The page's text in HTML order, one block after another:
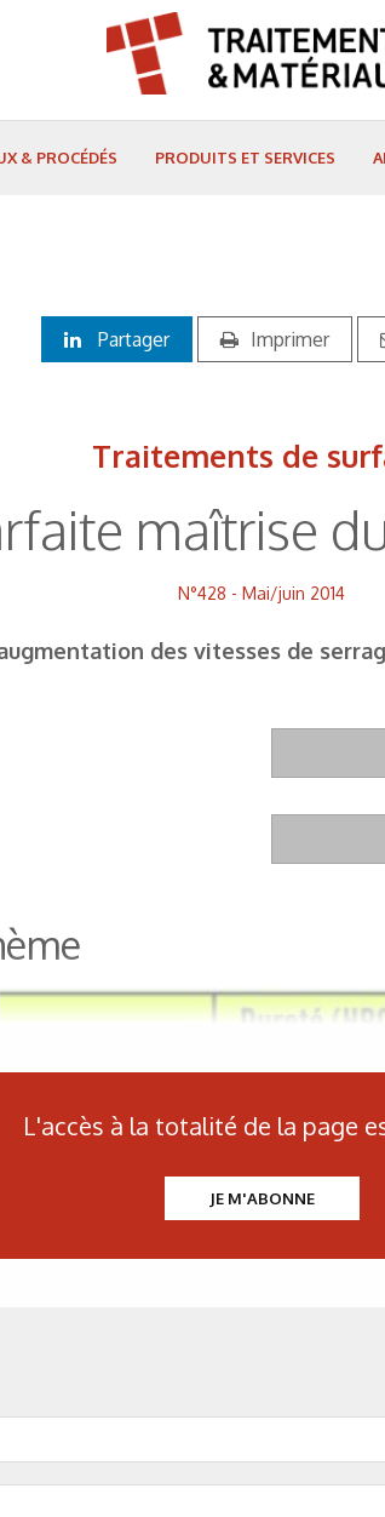
& PROCÉDÉS PRODUITS ET SERVICES
Partager Imprimer
Traitements de
maîtrise
N°428 - Mai/juin 2014
des vitesses de
L'accès à la totalité de la page
JE M'ABONNE